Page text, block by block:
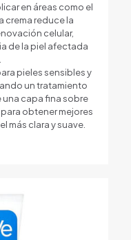
en áreas como el
crema reduce la
celular,
de la piel afectada
pieles sensibles y
un tratamiento
una capa fina sobre
obtener mejores
más clara y suave.